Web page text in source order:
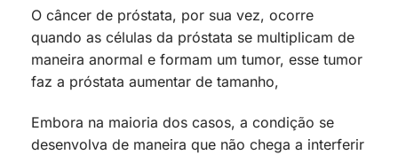
O câncer de próstata, por sua vez, ocorre
quando as células da próstata se multiplicam de
maneira anormal e formam um tumor, esse tumor
faz a próstata aumentar de tamanho,
Embora na maioria dos casos, a condição se
desenvolva de maneira que não chega a interferir